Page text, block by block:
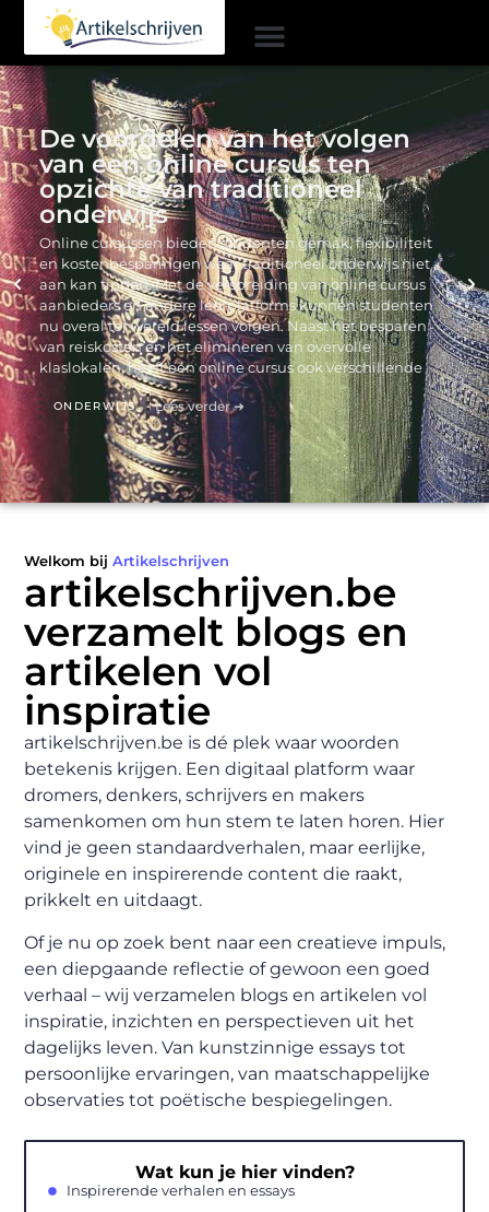
De voordelen van het volgen
van een online cursus ten
opzichte van traditioneel
onderwijs
Online cursussen bieden studenten gemak, flexibiliteit
en kostenbesparingen waar traditioneel onderwijs niet
aan kan tippen. Met de verspreiding van online cursus
aanbieders en andere leerplatforms kunnen studenten
nu overal ter wereld lessen volgen. Naast het besparen
van reiskosten en het elimineren van overvolle
klaslokalen, heeft een online cursus ook verschillende
ONDERWIJS Lees verder ➜
Welkom bijArtikelschrijven
artikelschrijven.be
verzamelt blogs en
artikelen vol
inspiratie
artikelschrijven.be is dé plek waar woorden
betekenis krijgen. Een digitaal platform waar
dromers, denkers, schrijvers en makers
samenkomen om hun stem te laten horen. Hier
vind je geen standaardverhalen, maar eerlijke,
originele en inspirerende content die raakt,
prikkelt en uitdaagt.
Of je nu op zoek bent naar een creatieve impuls,
een diepgaande reflectie of gewoon een goed
verhaal – wij verzamelen blogs en artikelen vol
inspiratie, inzichten en perspectieven uit het
dagelijks leven. Van kunstzinnige essays tot
persoonlijke ervaringen, van maatschappelijke
observaties tot poëtische bespiegelingen.
Wat kun je hier vinden?
Inspirerende verhalen en essays